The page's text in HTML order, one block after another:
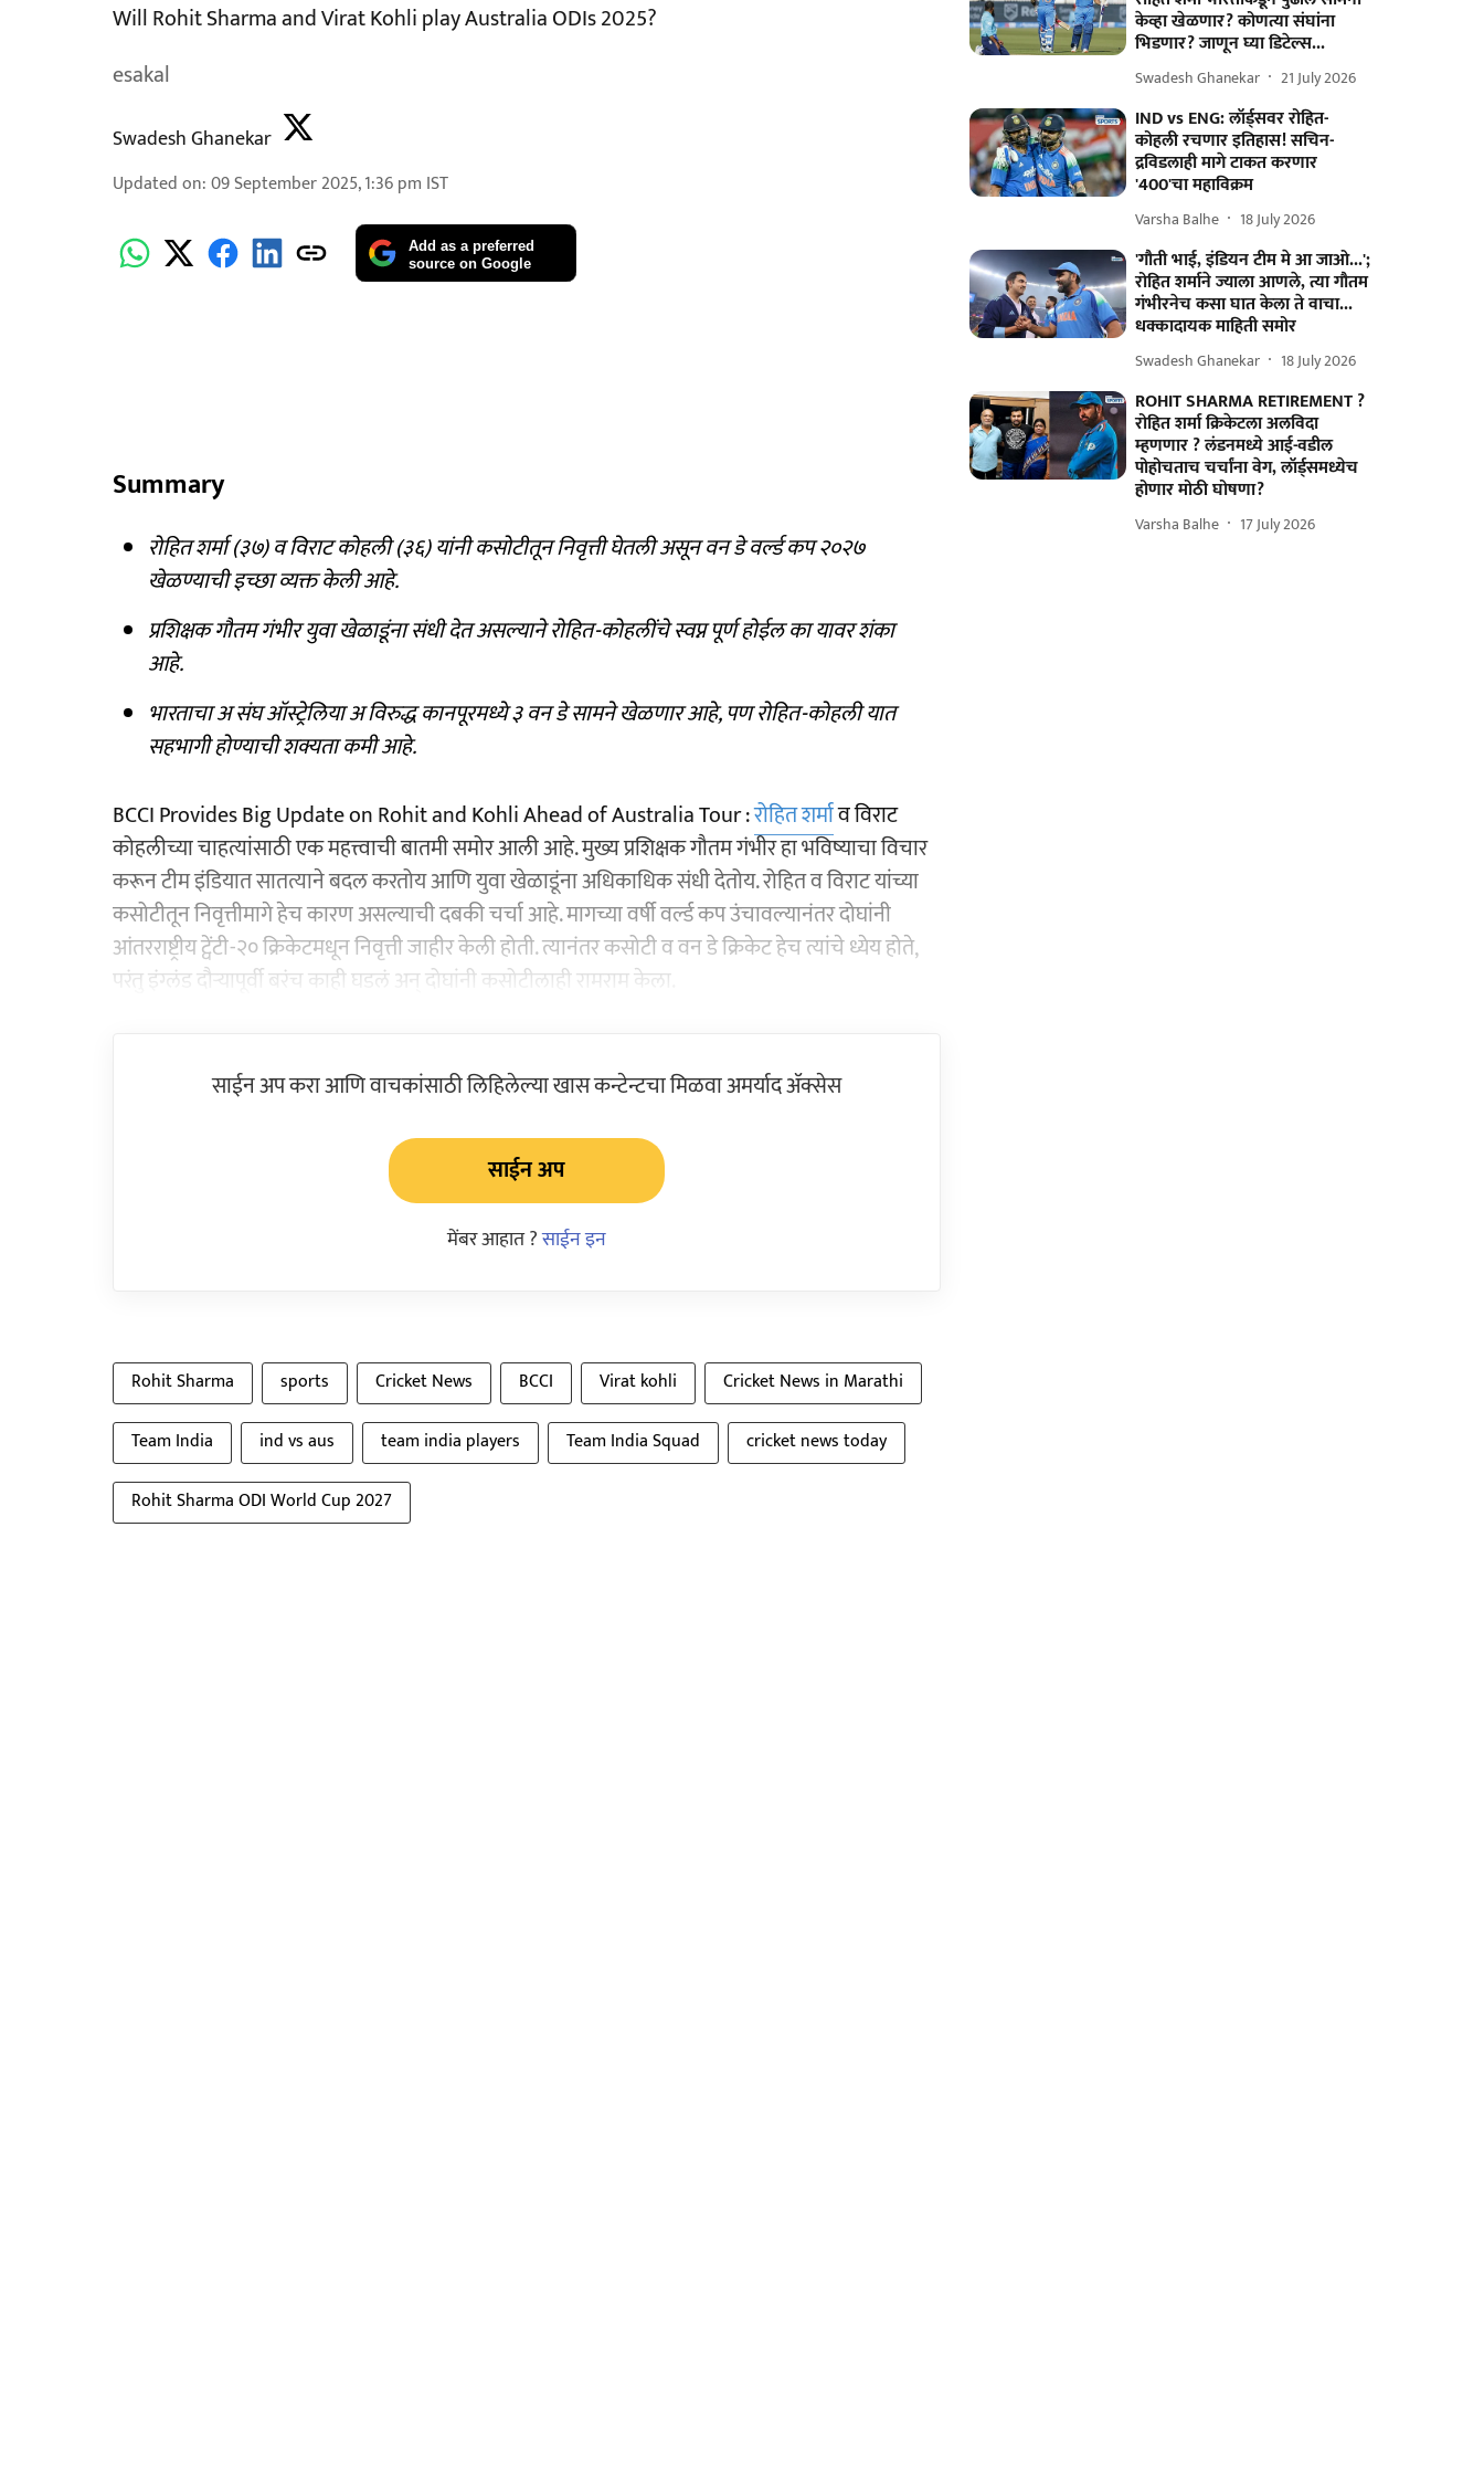
Will Rohit Sharma and Virat Kohli play Australia ODIs 2025?
esakal
Swadesh Ghanekar
Updated on:09 September 2025, 1:36 pm IST
Add as a preferred
source on Google
Summary
रोहित शर्मा (३७) व विराट कोहली (३६) यांनी कसोटीतून निवृत्ती घेतली असून वन डे वर्ल्ड कप २०२७
खेळण्याची इच्छा व्यक्त केली आहे.
प्रशिक्षक गौतम गंभीर युवा खेळाडूंना संधी देत असल्याने रोहित-कोहलींचे स्वप्न पूर्ण होईल का यावर शंका
आहे.
भारताचा अ संघ ऑस्ट्रेलिया अ विरुद्ध कानपूरमध्ये ३ वन डे सामने खेळणार आहे, पण रोहित-कोहली यात
सहभागी होण्याची शक्यता कमी आहे.
BCCI Provides Big Update on Rohit and Kohli Ahead of Australia Tour :रोहित शर्माव विराट
कोहलीच्या चाहत्यांसाठी एक महत्त्वाची बातमी समोर आली आहे. मुख्य प्रशिक्षक गौतम गंभीर हा भविष्याचा विचार
करून टीम इंडियात सातत्याने बदल करतोय आणि युवा खेळाडूंना अधिकाधिक संधी देतोय. रोहित व विराट यांच्या
कसोटीतून निवृत्तीमागे हेच कारण असल्याची दबकी चर्चा आहे. मागच्या वर्षी वर्ल्ड कप उंचावल्यानंतर दोघांनी
आंतरराष्ट्रीय ट्वेंटी-२० क्रिकेटमधून निवृत्ती जाहीर केली होती. त्यानंतर कसोटी व वन डे क्रिकेट हेच त्यांचे ध्येय होते,
परंतु इंग्लंड दौऱ्यापूर्वी बरंच काही घडलं अन् दोघांनी कसोटीलाही रामराम केला.
साईन अप करा आणि वाचकांसाठी लिहिलेल्या खास कन्टेन्टचा मिळवा अमर्याद ॲक्सेस
साईन अप
मेंबर आहात ?साईन इन
Rohit Sharma sports Cricket News BCCI Virat kohli
Cricket News in Marathi
Team India
ind vs aus team india players Team India Squad
cricket news today
Rohit Sharma ODI World Cup 2027
केव्हा खेळणार? कोणत्या संघांना
भिडणार? जाणून घ्या डिटेल्स...
Swadesh Ghanekar 21 July 2026
IND vs ENG: लॉर्ड्सवर रोहित-
कोहली रचणार इतिहास! सचिन-
द्रविडलाही मागे टाकत करणार
'400'चा महाविक्रम
Varsha Balhe 18 July 2026
'गौती भाई, इंडियन टीम मे आ जाओ...';
रोहित शर्माने ज्याला आणले, त्या गौतम
गंभीरनेच कसा घात केला ते वाचा...
धक्कादायक माहिती समोर
Swadesh Ghanekar 18 July 2026
ROHIT SHARMA RETIREMENT ?
रोहित शर्मा क्रिकेटला अलविदा
म्हणणार ? लंडनमध्ये आई-वडील
पोहोचताच चर्चांना वेग, लॉर्ड्समध्येच
होणार मोठी घोषणा?
Varsha Balhe 17 July 2026